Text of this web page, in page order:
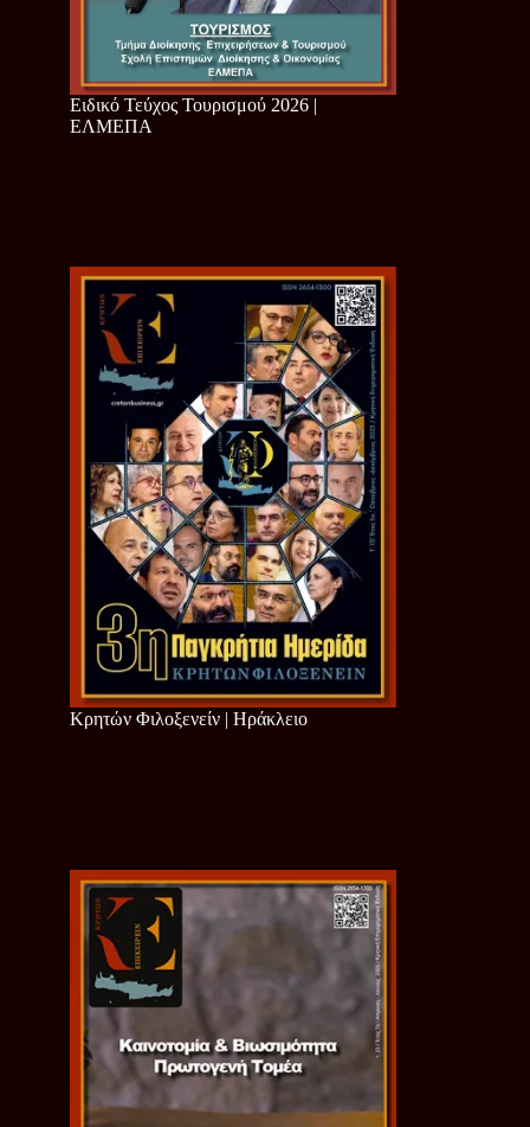
Ειδικό Τεύχος Τουρισμού 2026 |
ΕΛΜΕΠΑ
Κρητών Φιλοξενείν | Ηράκλειο